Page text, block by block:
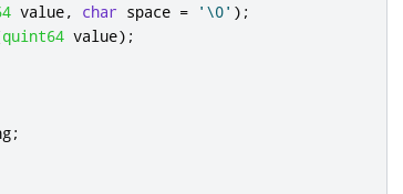
value, char space = '\0' );
quint64 value);
;